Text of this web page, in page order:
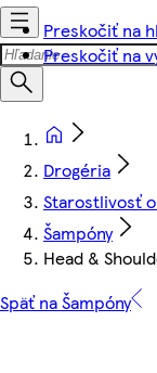
Preskočiť na
Preskočiť na
Drogéria
Starostlivosť
Šampóny
Head &
Späť na Šampóny